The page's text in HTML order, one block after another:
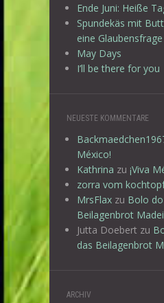
Ende Juni: Heiße
Spundekäs mit
eine Glaubensfrage
May Days
I’ll be there for you
NEUESTE KOMMENTARE
México!
Kathrina zu ¡Viva
zorra vom
MrsFlax zu Bolo
Beilagenbrot
Jutta Doebert zu
das Beilagenbrot
ARCHIV